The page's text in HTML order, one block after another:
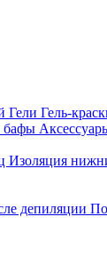
Гели Гель-
бафы
Изоляция
депиляции